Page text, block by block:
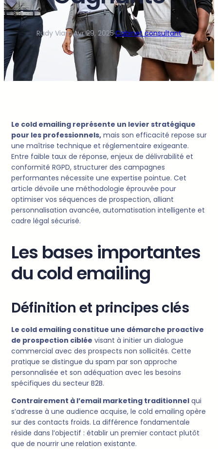
Rudy Viard·Avr 29, 2025·Cabinet consultant
Le cold emailing représente un levier stratégique
pour les professionnels, mais son efficacité repose sur
une maîtrise technique et réglementaire exigeante.
Entre faible taux de réponse, enjeux de délivrabilité et
conformité RGPD, structurer des campagnes
performantes nécessite une expertise pointue. Cet
article dévoile une méthodologie éprouvée pour
optimiser vos séquences de prospection, alliant
personnalisation avancée, automatisation intelligente et
cadre légal sécurisé.
Les bases importantes
du cold emailing
Définition et principes clés
Le cold emailing constitue une démarche proactive
de prospection ciblée visant à initier un dialogue
commercial avec des prospects non sollicités. Cette
pratique se distingue du spam par son approche
personnalisée et son adéquation avec les besoins
spécifiques du secteur B2B.
Contrairement à l’email marketing traditionnel qui
s’adresse à une audience acquise, le cold emailing opère
sur des contacts froids. La différence fondamentale
réside dans l’objectif : établir un premier contact plutôt
que de nourrir une relation existante.